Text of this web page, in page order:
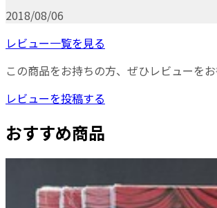
2018/08/06
レビュー一覧を見る
この商品をお持ちの方、ぜひレビューをお
レビューを投稿する
おすすめ商品